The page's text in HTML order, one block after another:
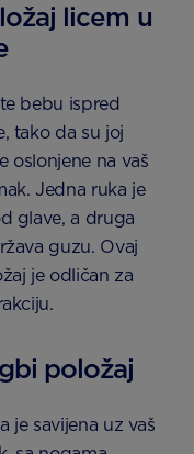
licem u
bebu ispred
tako da su joj
oslonjene na vaš
Jedna ruka je
glave, a druga
guzu. Ovaj
je odličan za
položaj
je savijena uz vaš